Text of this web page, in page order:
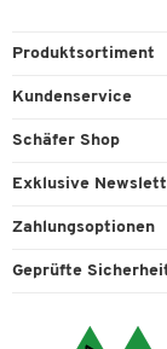
Produktsortiment
Büroausstattung
Reinigung &
Technik
Umwelttechnik
Kundenservice
Direktbestellung
Kontaktformulare
Schäfer Shop
Services &
Workplace Solutions
Exklusive
Expertenwissen
Zahlungsoptionen
Paypal
Geprüfte